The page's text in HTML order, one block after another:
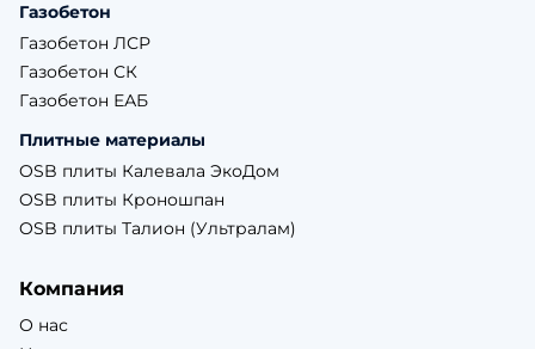
Газобетон
Газобетон ЛСР
Газобетон СК
Газобетон ЕАБ
Плитные материалы
OSB плиты Калевала ЭкоДом
OSB плиты Кроношпан
OSB плиты Талион (Ультралам)
Компания
О нас